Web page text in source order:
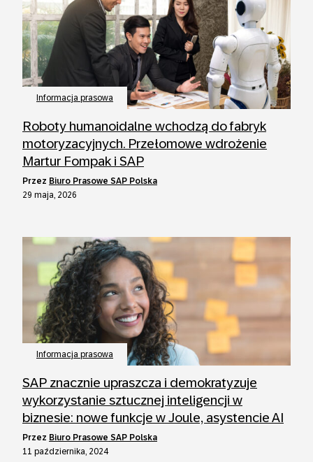
Informacja prasowa
Roboty humanoidalne wchodzą do fabryk
motoryzacyjnych. Przełomowe wdrożenie
Martur Fompak i SAP
przez Biuro Prasowe SAP Polska
29 maja, 2026
Informacja prasowa
SAP znacznie upraszcza i demokratyzuje
wykorzystanie sztucznej inteligencji w
biznesie: nowe funkcje w Joule, asystencie AI
przez Biuro Prasowe SAP Polska
11 października, 2024